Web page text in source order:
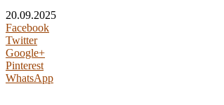
20.09.2025
Facebook
Twitter
Google+
Pinterest
WhatsApp